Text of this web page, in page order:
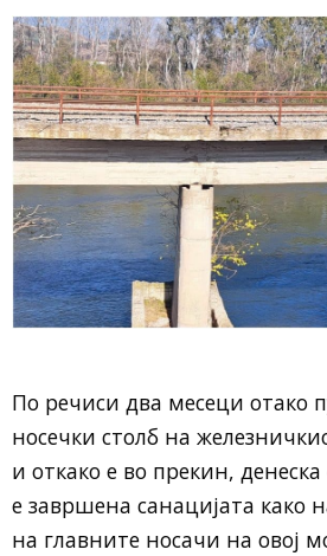
По речиси два месеци отако
носечки столб на
и откако е во прекин,
е завршена санацијата како
на главните носачи на овој